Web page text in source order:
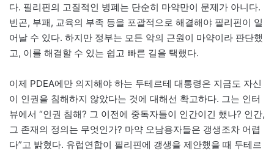
다. 필리핀의 고질적인 병폐는 단순히 마약만이 문제가 아니다.
빈곤, 부패, 교육의 부족 등을 포괄적으로 해결해야 필리핀이 일
어날 수 있다. 하지만 정부는 모든 악의 근원이 마약이라 판단했
고, 이를 해결할 수 있는 쉽고 빠른 길을 택했다.
이제 PDEA에만 의지해야 하는 두테르테 대통령은 지금도 자신
이 인권을 침해하지 않았다는 것에 대해선 확고하다. 그는 인터
뷰에서 “인권 침해? 그 이전에 중독자들이 인간이긴 했나? 인간,
그 존재의 정의는 무엇인가? 마약 오남용자들은 갱생조차 어렵
다”고 밝혔다. 유럽연합이 필리핀에 갱생을 제안했을 때 두테르